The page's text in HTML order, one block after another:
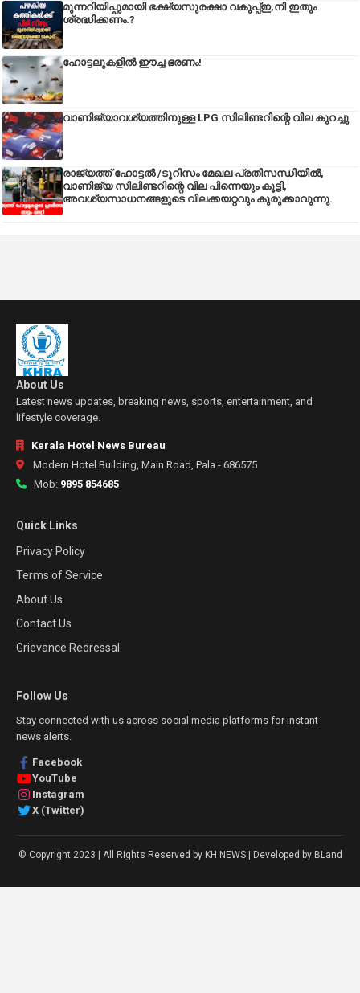
മുന്നറിയിപ്പുമായി ഭക്ഷ്യസുരക്ഷാ വകുപ്പ്ഇ,നി ഇതും
ശ്രദ്ധിക്കണം.?
ഹോട്ടലുകളിൽ ഈച്ച ഭരണം!
വാണിജ്യാവശ്യത്തിനുള്ള LPG സിലിണ്ടറിന്റെ വില കുറച്ചു
രാജ്യത്ത് ഹോട്ടൽ /ടൂറിസം മേഖല പ്രതിസന്ധിയിൽ,
വാണിജ്യ സിലിണ്ടറിന്റെ വില പിന്നെയും കൂട്ടി,
അവശ്യസാധനങ്ങളുടെ വിലക്കയറ്റവും കുരുക്കാവുന്നു.
About Us
Latest news updates, breaking news, sports, entertainment, and
lifestyle coverage.
Kerala Hotel News Bureau
Modern Hotel Building, Main Road, Pala - 686575
Mob: 9895 854685
Quick Links
Privacy Policy
Terms of Service
About Us
Contact Us
Grievance Redressal
Follow Us
Stay connected with us across social media platforms for instant
news alerts.
Facebook
YouTube
Instagram
X (Twitter)
© Copyright 2023 | All Rights Reserved by KH NEWS | Developed by BLand